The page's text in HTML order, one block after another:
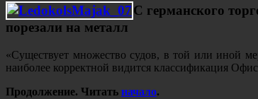
С германского
порезали на металл
«Существует множество судов, в той или иной
наиболее корректной видится классификация
Продолжение. Читать начало.